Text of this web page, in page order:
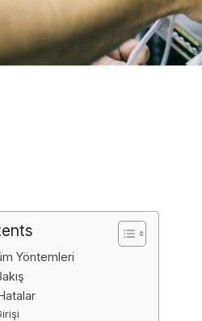
Yöntemleri